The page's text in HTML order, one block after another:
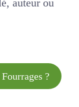
auteur ou